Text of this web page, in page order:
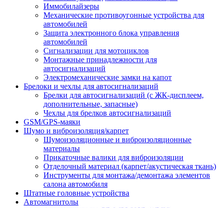
Иммобилайзеры
Механические противоугонные устройства для
автомобилей
Защита электронного блока управления
автомобилей
Сигнализации для мотоциклов
Монтажные принадлежности для
автосигнализаций
Электромеханические замки на капот
Брелоки и чехлы для автосигнализаций
Брелки для автосигнализаций (с ЖК-дисплеем,
дополнительные, запасные)
Чехлы для брелков автосигнализаций
GSM/GPS-маяки
Шумо и виброизоляция/карпет
Шумоизоляционные и виброизоляционные
материалы
Прикаточные валики для виброизоляции
Отделочный материал (карпет/акустическая ткань)
Инструменты для монтажа/демонтажа элементов
салона автомобиля
Штатные головные устройства
Автомагнитолы